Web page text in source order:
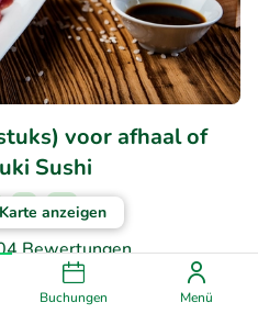
Buchungen Menü
anzeigen
voor afhaal of
Sushi
Di
Do
Bewertungen